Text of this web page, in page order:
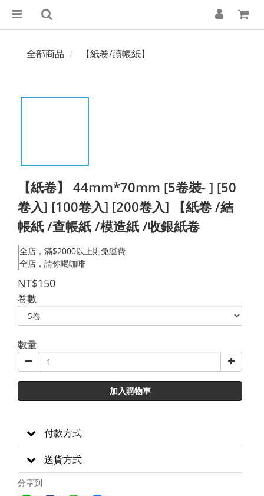
全部商品 【紙卷/讀帳紙】
【紙卷】 44mm*70mm [5卷裝- ] [50
卷入] [100卷入] [200卷入] 【紙卷 /結
帳紙 /查帳紙 /模造紙 /收銀紙卷
全店，滿$2000以上則免運費
全店，請你喝咖啡
NT$150
卷數
數量
加入購物車
付款方式
送貨方式
分享到